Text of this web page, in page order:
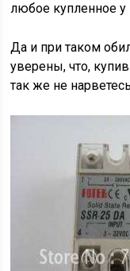
любое купленное
Да и при таком
уверены, что,
так же не